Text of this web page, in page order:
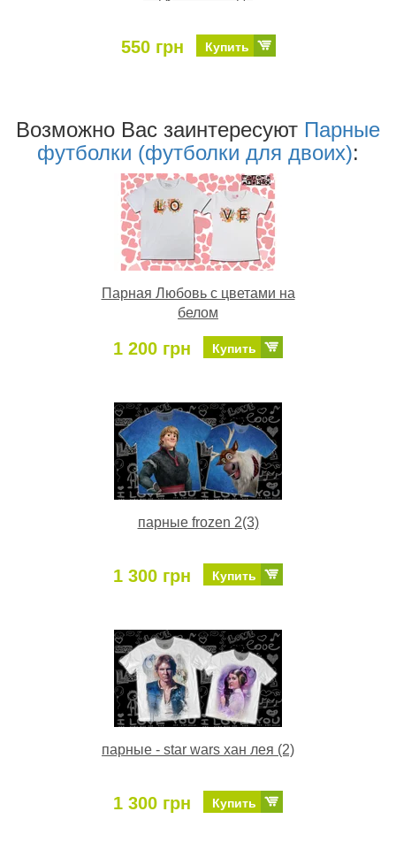
550 грн Купить
Возможно Ваc заинтересуют Парные
футболки (футболки для двоих):
Парная Любовь с цветами на
белом
1 200 грн Купить
парные frozen 2(3)
1 300 грн Купить
парные - star wars хан лея (2)
1 300 грн Купить